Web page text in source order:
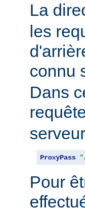
La
les
connu
Dans
ProxyPass
Pour